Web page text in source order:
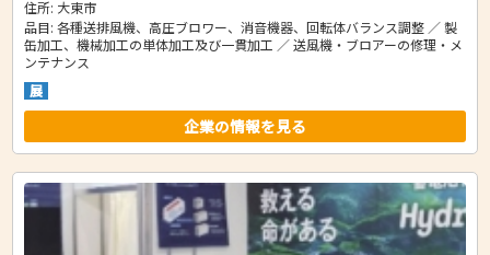
住所: 大東市
品目: 各種送排風機、高圧ブロワー、消音機器、回転体バランス調整 ／ 製
缶加工、機械加工の単体加工及び一貫加工 ／ 送風機・ブロアーの修理・メ
ンテナンス
展
企業の情報を見る